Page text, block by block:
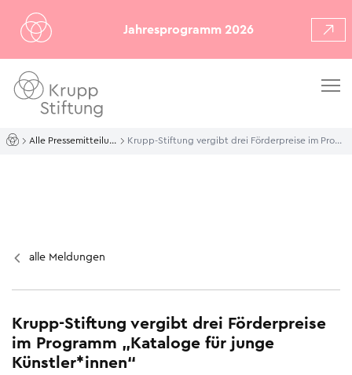
Jahresprogramm 2026
Alle Pressemitteilungen Krupp-Stiftung vergibt drei Förderpreise im Programm „Kataloge für junge Künstler*innen“
alle Meldungen
Krupp-Stiftung vergibt drei Förderpreise
im Programm „Kataloge für junge
Künstler*innen“